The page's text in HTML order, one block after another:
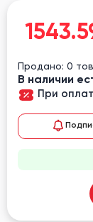
Продано: 0
В наличии
При